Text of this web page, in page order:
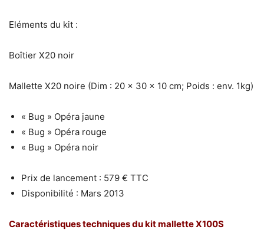
Eléments du kit :
Boîtier X20 noir
Mallette X20 noire (Dim : 20 x 30 x 10 cm; Poids : env. 1kg)
« Bug » Opéra jaune
« Bug » Opéra rouge
« Bug » Opéra noir
Prix de lancement : 579 € TTC
Disponibilité : Mars 2013
Caractéristiques techniques du kit mallette X100S